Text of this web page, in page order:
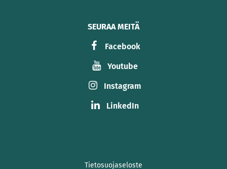
SEURAA MEITÄ
Facebook
Youtube
Instagram
LinkedIn
Tietosuojaseloste